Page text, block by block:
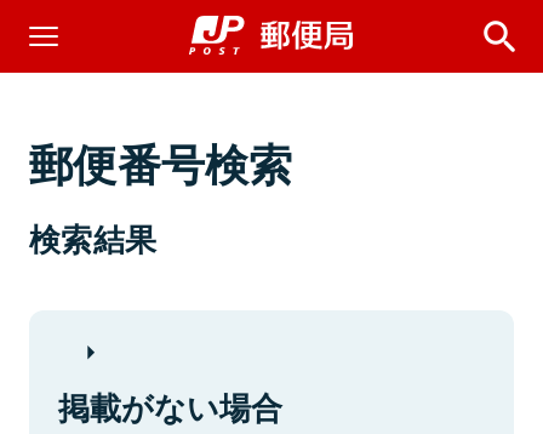
郵便番号検索
検索結果
掲載がない場合